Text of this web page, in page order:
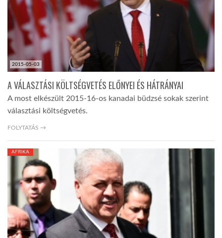
2015-05-03
A VÁLASZTÁSI KÖLTSÉGVETÉS ELŐNYEI ÉS HÁTRÁNYAI
A most elkészült 2015-16-os kanadai büdzsé sokak szerint
választási költségvetés.
FOLYTATÁS →
AFRIKA